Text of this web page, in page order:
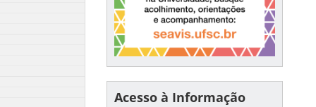
Acesso à Informação